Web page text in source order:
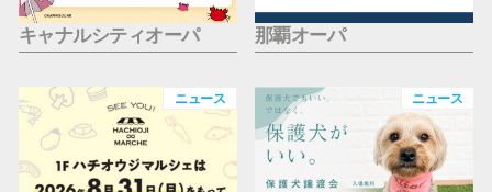
キャナルシティオーパ 那覇オーパ
ニュース ニュース